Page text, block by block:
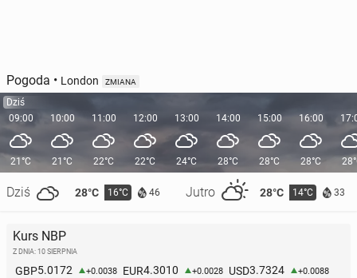
Pogoda • London ZMIANA
Dziś
09:00
21°C
Dziś 28°C 16°C 46 Jutro 28°C 14°C 33
10:00
21°C
11:00
22°C
12:00
22°C
13:00
24°C
14:00
28°C
15:00
28°C
16:00
28°C
Kurs NBP
Z DNIA: 10 SIERPNIA
GBP5.0172 +0.0038 EUR4.3010 +0.0028 USD3.7324 +0.0088